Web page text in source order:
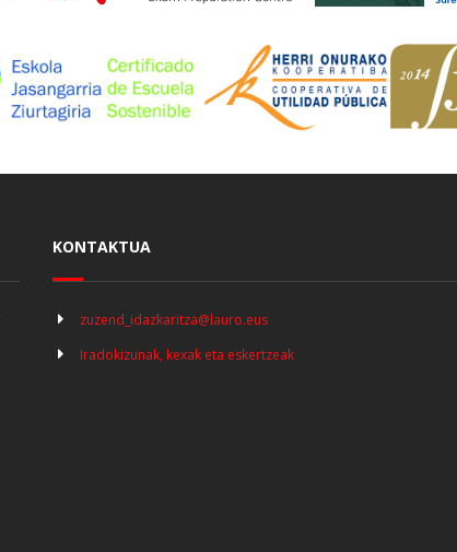
KONTAKTUA
zuzend_idazkaritza@lauro.eus
Iradokizunak, kexak eta eskertzeak